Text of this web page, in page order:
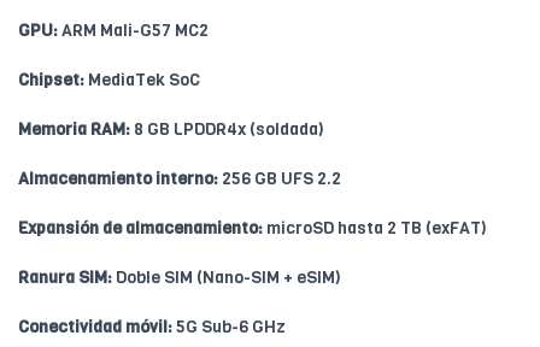
GPU:ARM Mali-G57 MC2
Chipset: MediaTek SoC
Memoria RAM: 8 GB LPDDR4x (soldada)
Almacenamiento interno: 256 GB UFS 2.2
Expansión de almacenamiento: microSD hasta 2 TB (exFAT)
Ranura SIM: Doble SIM (Nano-SIM + eSIM)
Conectividad móvil:5G Sub-6 GHz